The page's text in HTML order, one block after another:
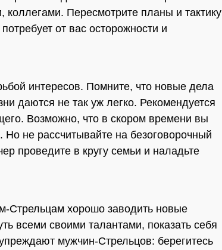
коллегами. Пересмотрите планы и тактику
от вас осторожности и
интересов. Помните, что новые дела
даются не так уж легко. Рекомендуется
Возможно, что в скором времени вы
Но не рассчитывайте на безоговорочный
проведите в кругу семьи и наладьте
Стрельцам хорошо заводить новые
всеми своими талантами, показать себя
мужчин-Стрельцов: берегитесь